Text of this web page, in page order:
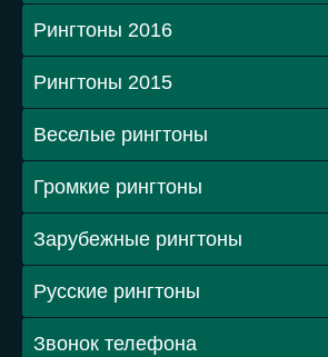
Рингтоны 2016
Рингтоны 2015
Веселые рингтоны
Громкие рингтоны
Зарубежные рингтоны
Русские рингтоны
Звонок телефона